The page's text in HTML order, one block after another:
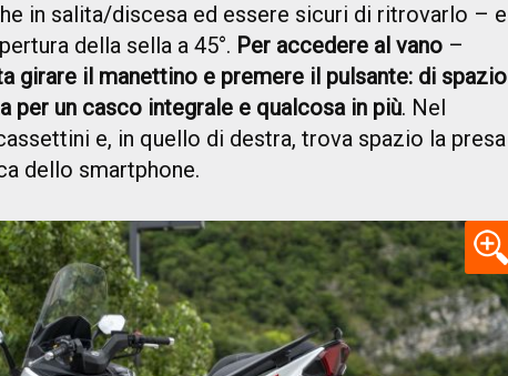
in salita/discesa ed essere sicuri di ritrovarlo – e
della sella a 45°. Per accedere al vano –
girare il manettino e premere il pulsante: di spazio
per un casco integrale e qualcosa in più. Nel
e, in quello di destra, trova spazio la presa
dello smartphone.